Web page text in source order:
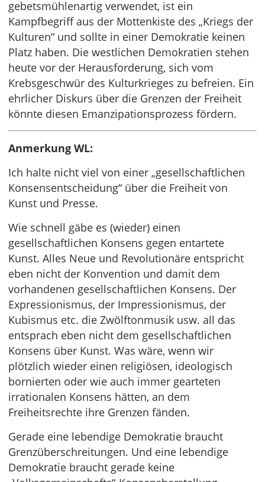
gebetsmühlenartig verwendet, ist ein
Kampfbegriff aus der Mottenkiste des „Kriegs der
Kulturen“ und sollte in einer Demokratie keinen
Platz haben. Die westlichen Demokratien stehen
heute vor der Herausforderung, sich vom
Krebsgeschwür des Kulturkrieges zu befreien. Ein
ehrlicher Diskurs über die Grenzen der Freiheit
könnte diesen Emanzipationsprozess fördern.
Anmerkung WL:
Ich halte nicht viel von einer „gesellschaftlichen
Konsensentscheidung“ über die Freiheit von
Kunst und Presse.
Wie schnell gäbe es (wieder) einen
gesellschaftlichen Konsens gegen entartete
Kunst. Alles Neue und Revolutionäre entspricht
eben nicht der Konvention und damit dem
vorhandenen gesellschaftlichen Konsens. Der
Expressionismus, der Impressionismus, der
Kubismus etc. die Zwölftonmusik usw. all das
entsprach eben nicht dem gesellschaftlichen
Konsens über Kunst. Was wäre, wenn wir
plötzlich wieder einen religiösen, ideologisch
bornierten oder wie auch immer gearteten
irrationalen Konsens hätten, an dem
Freiheitsrechte ihre Grenzen fänden.
Gerade eine lebendige Demokratie braucht
Grenzüberschreitungen. Und eine lebendige
Demokratie braucht gerade keine